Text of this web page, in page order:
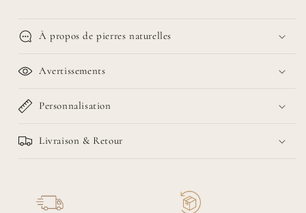
À propos de pierres naturelles
Avertissements
Personnalisation
Livraison & Retour